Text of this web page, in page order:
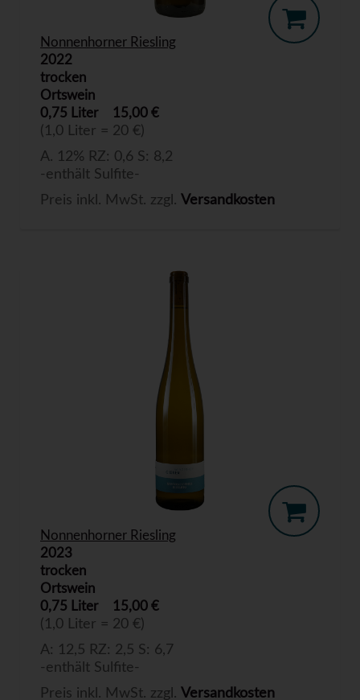
Nonnenhorner Riesling
2022
trocken
Ortswein
0,75 Liter
15,00 €
(1,0 Liter = 20 €)
A. 12% RZ: 0,6 S: 8,2
-enthält Sulfite-
Preis inkl. MwSt. zzgl. Versandkosten
Nonnenhorner Riesling
2023
trocken
Ortswein
0,75 Liter
15,00 €
(1,0 Liter = 20 €)
A: 12,5 RZ: 2,5 S: 6,7
-enthält Sulfite-
Preis inkl. MwSt. zzgl. Versandkosten